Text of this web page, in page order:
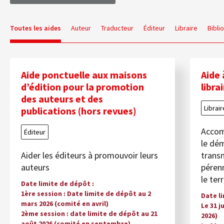
Toutes les aides Auteur Traducteur Éditeur Libraire
Aide ponctuelle aux maisons
d’édition pour la promotion
des auteurs et des
publications (hors revues)
Éditeur
Aider les éditeurs à promouvoir leurs
auteurs
Date limite de dépôt
1ère session : Date limite de dépôt au 2
mars 2026 (comité en avril)
2ème session : date limite de dépôt au 21
Aide
le
le
Date
Le 31
2026)